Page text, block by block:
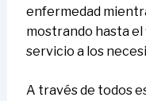
enfermedad
mostrando hasta
servicio a los
A través de todos